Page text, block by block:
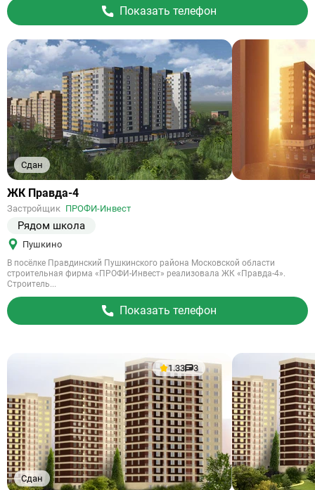
Показать телефон
Сдан
Ссылка
объект
ЖК Правда-4
Застройщик ПРОФИ-Инвест
Рядом школа
Пушкино
В посёлке Правдинский Пушкинского района Московской области
строительная фирма «ПРОФИ-Инвест» реализовала ЖК «Правда-4».
Строитель...
Показать телефон
Сдан
1.33 3